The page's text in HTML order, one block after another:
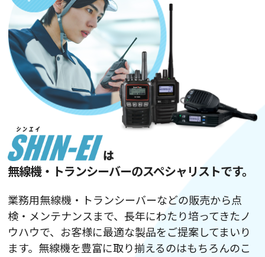
無線機・トランシーバーのスペシャリストです。
業務用無線機・トランシーバーなどの販売から点
検・メンテナンスまで、長年にわたり培ってきたノ
ウハウで、お客様に最適な製品をご提案してまいり
ます。無線機を豊富に取り揃えるのはもちろんのこ